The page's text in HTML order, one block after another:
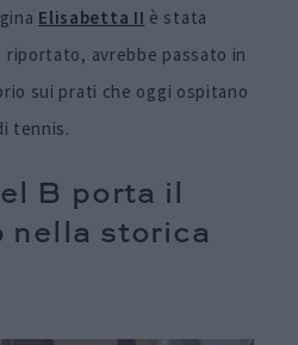
Elisabetta II è stata
avrebbe passato in
sui prati che oggi ospitano
tennis.
B porta il
nella storica